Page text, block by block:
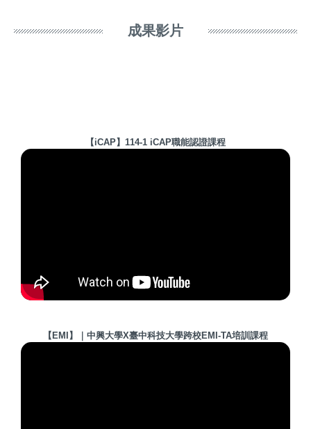
成果影片
【iCAP】114-1 iCAP職能認證課程
【EMI】｜中興大學X臺中科技大學跨校EMI-TA培訓課程